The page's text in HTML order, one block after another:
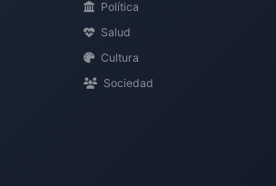
Política
Salud
Cultura
Sociedad